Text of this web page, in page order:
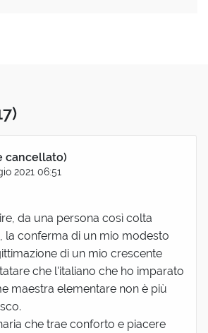
cancellato)
2021 06:51
da una persona così colta
la conferma di un mio modesto
di un mio crescente
che l'italiano che ho imparato
maestra elementare non è più
che trae conforto e piacere